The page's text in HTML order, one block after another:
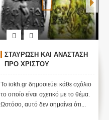
ΣΤΑΥΡΩΣΗ ΚΑΙ ΑΝΑΣΤΑΣΗ
ΠΡΟ ΧΡΙΣΤΟΥ
Το iokh.gr δημοσιεύει κάθε σχόλιο
το οποίο είναι σχετικό με το θέμα.
Ωστόσο, αυτό δεν σημαίνει ότι...